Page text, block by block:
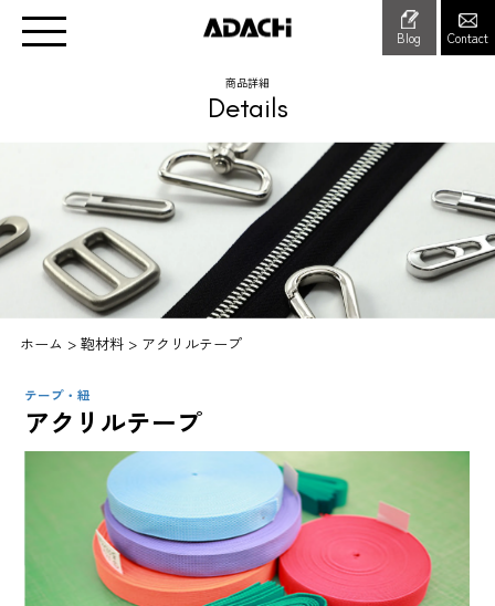
Blog Contact
商品詳細
Details
ホーム > 鞄材料> アクリルテープ
テープ・紐
アクリルテープ